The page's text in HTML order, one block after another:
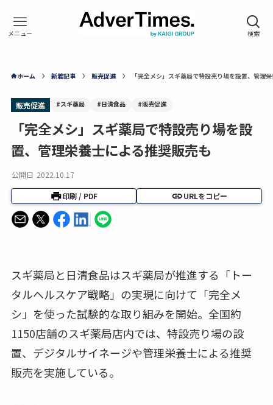
ホーム 新着記事 販売促進 「完全メシ」スギ薬局で特設売り場を設置、管理
販売促進 #スギ薬局 #日清食品 #販売促進
「完全メシ」スギ薬局で特設売り場を設
置、管理栄養士による推奨販売も
公開日 2022.10.17
印刷 / PDF URLをコピー
スギ薬局と日清食品はスギ薬局が推進する「トー
タルヘルスケア戦略」の実現に向けて「完全メ
シ」を使った試験的な取り組みを開始。全国約
1150店舗のスギ薬局店内では、特設売り場の設
置、デジタルサイネージや管理栄養士による推奨
販売を実施している。